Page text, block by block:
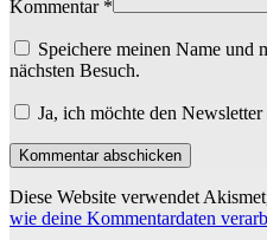
Kommentar *
Speichere meinen Name und
nächsten Besuch.
Ja, ich möchte den Newsletter
Diese Website verwendet
wie deine Kommentardaten